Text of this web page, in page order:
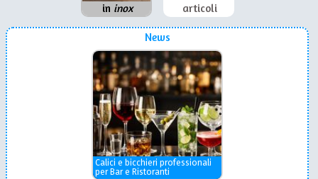
in inox articoli
News
Calici e bicchieri professionali
per Bar e Ristoranti